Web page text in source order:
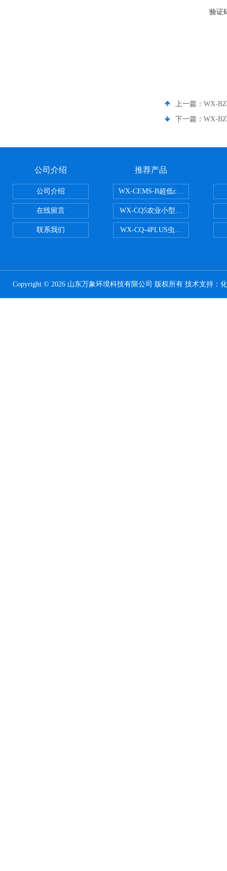
验证
上一篇： WX-
下一篇： WX-
公司介绍
公司介绍
在线留言
联系我们
推荐产品
WX-CEMS-B超低cems烟气监测系
WX-CQ5农业小型气象站
WX-CQ-4PLUS虫情测报灯
Copyright © 2026 山东万象环境科技有限公司 版权所有 技术支持：